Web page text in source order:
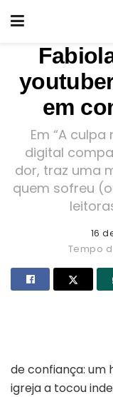
em
Em “A
digital
dor, traz uma
quem sofreu
16
Tempo
de confiança: um
igreja a tocou